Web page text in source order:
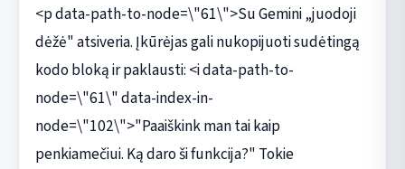
<p data-path-to-node=\"61\">Su Gemini „juodoji
dėžė" atsiveria. Įkūrėjas gali nukopijuoti sudėtingą
kodo bloką ir paklausti: <i data-path-to-
node=\"61\" data-index-in-
node=\"102\">"Paaiškink man tai kaip
penkiamečiui. Ką daro ši funkcija?" Tokie